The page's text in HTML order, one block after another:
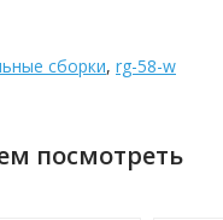
сборки, rg-58-w
посмотреть